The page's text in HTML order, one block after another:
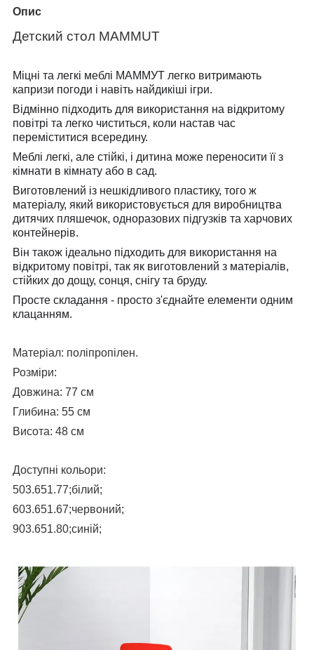
Опис
Детский стол MAMMUT
Міцні та легкі меблі МАММУТ легко витримають
капризи погоди і навіть найдикіші ігри.
Відмінно підходить для використання на відкритому
повітрі та легко чиститься, коли настав час
переміститися всередину.
Меблі легкі, але стійкі, і дитина може переносити її з
кімнати в кімнату або в сад.
Виготовлений із нешкідливого пластику, того ж
матеріалу, який використовується для виробництва
дитячих пляшечок, одноразових підгузків та харчових
контейнерів.
Він також ідеально підходить для використання на
відкритому повітрі, так як виготовлений з матеріалів,
стійких до дощу, сонця, снігу та бруду.
Просте складання - просто з'єднайте елементи одним
клацанням.
Матеріал: поліпропілен.
Розміри:
Довжина: 77 см
Глибина: 55 см
Висота: 48 см
Доступні кольори:
503.651.77;білий;
603.651.67;червоний;
903.651.80;синій;